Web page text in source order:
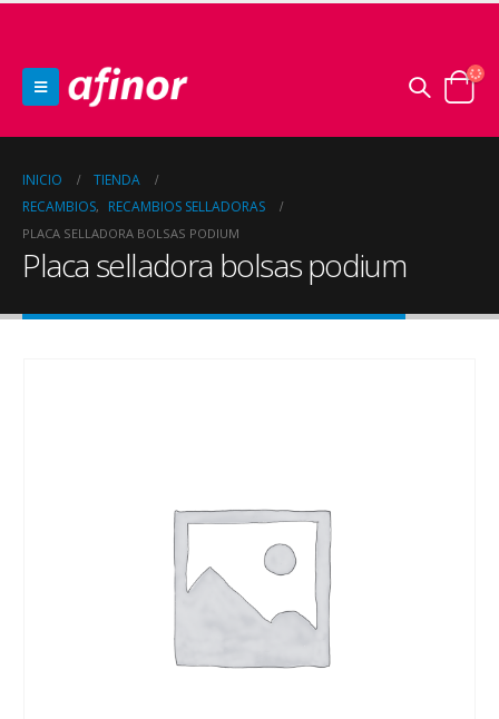
INICIO
TIENDA
RECAMBIOS, RECAMBIOS SELLADORAS
PLACA SELLADORA BOLSAS PODIUM
Placa selladora bolsas podium